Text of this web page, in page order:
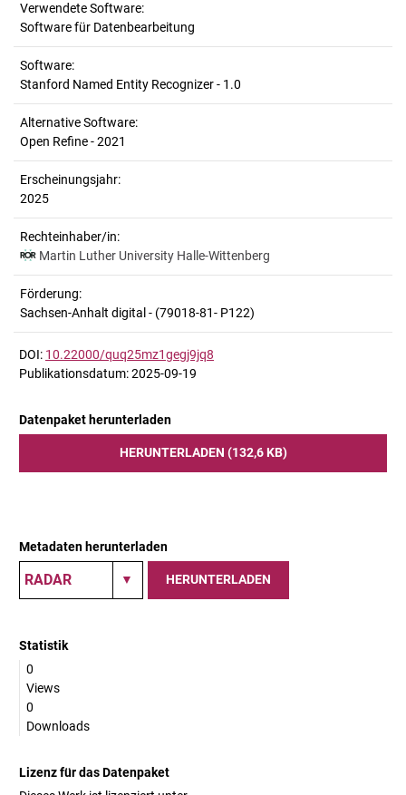
Verwendete Software:
Software für Datenbearbeitung
Software:
Stanford Named Entity Recognizer - 1.0
Alternative Software:
Open Refine - 2021
Erscheinungsjahr:
2025
Rechteinhaber/in:
Martin Luther University Halle-Wittenberg
Förderung:
Sachsen-Anhalt digital - (79018-81- P122)
DOI: 10.22000/quq25mz1gegj9jq8
Publikationsdatum: 2025-09-19
Datenpaket herunterladen
HERUNTERLADEN (132,6 KB)
Metadaten herunterladen
HERUNTERLADEN
Statistik
0
Views
0
Downloads
Lizenz für das Datenpaket